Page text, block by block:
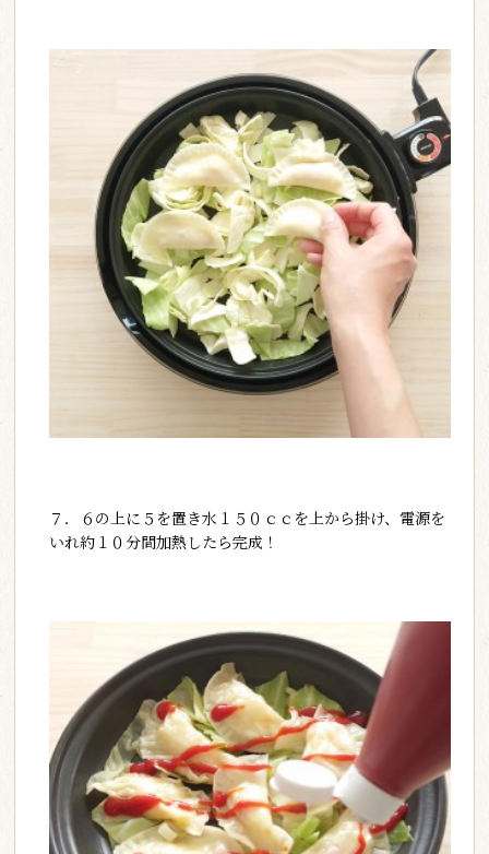
７．６の上に５を置き水１５０ｃｃを上から掛け、電源を
いれ約１０分間加熱したら完成！